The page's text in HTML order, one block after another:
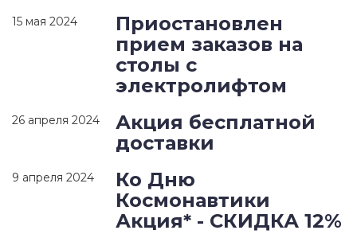
15 мая 2024
Приостановлен
прием заказов на
столы с
электролифтом
26 апреля 2024
Акция бесплатной
доставки
9 апреля 2024
Ко Дню
Космонавтики
Акция* - СКИДКА 12%